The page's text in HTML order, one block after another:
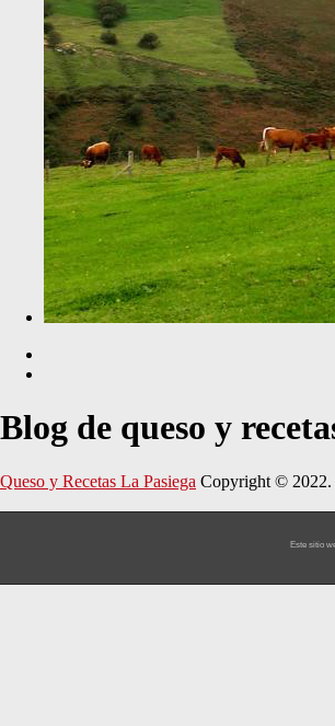
Blog de queso y
Queso y Recetas La Pasiega Copyright © 2022.
Este sitio